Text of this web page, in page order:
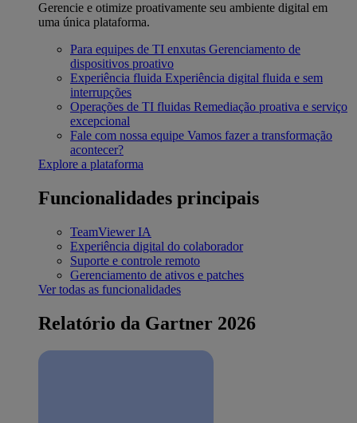
Gerencie e otimize proativamente seu ambiente digital em
uma única plataforma.
Para equipes de TI enxutas Gerenciamento de
dispositivos proativo
Experiência fluida Experiência digital fluida e sem
interrupções
Operações de TI fluidas Remediação proativa e serviço
excepcional
Fale com nossa equipe Vamos fazer a transformação
acontecer?
Explore a plataforma
Funcionalidades principais
TeamViewer IA
Experiência digital do colaborador
Suporte e controle remoto
Gerenciamento de ativos e patches
Ver todas as funcionalidades
Relatório da Gartner 2026